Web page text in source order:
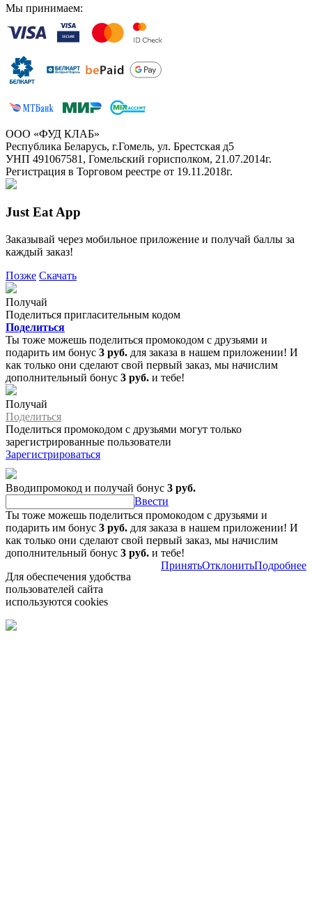
Мы принимаем:
ООО «ФУД КЛАБ»
Республика Беларусь, г.Гомель, ул. Брестская д5
УНП 491067581, Гомельский горисполком, 21.07.2014г.
Регистрация в Торговом реестре от 19.11.2018г.
Just Eat App
Заказывай через мобильное приложение и получай баллы за
каждый заказ!
Позже Скачать
Получай
Поделиться пригласительным кодом
Поделиться
Ты тоже можешь поделиться промокодом с друзьями и
подарить им бонус 3 руб. для заказа в нашем приложении! И
как только они сделают свой первый заказ, мы начислим
дополнительный бонус 3 руб. и тебе!
Получай
Поделиться
Поделиться промокодом с друзьями могут только
зарегистрированные пользователи
Зарегистрироваться
Вводипромокод и получай бонус 3 руб.
Ввести
Ты тоже можешь поделиться промокодом с друзьями и
подарить им бонус 3 руб. для заказа в нашем приложении! И
как только они сделают свой первый заказ, мы начислим
дополнительный бонус 3 руб. и тебе!
Для обеспечения удобства
пользователей сайта
используются cookies
ПринятьОтклонитьПодробнее